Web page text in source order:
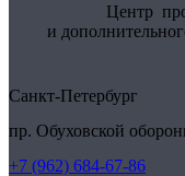
Центр
и
Санкт-Петербург
пр. Обуховской
+7 (962) 684-67-86